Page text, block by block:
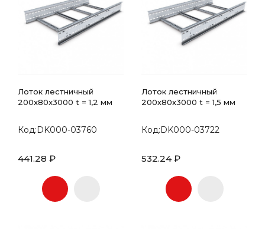
Лоток лестничный
200х80x3000 t = 1,2 мм
Код:DK000-03760
441.28 ₽
Лоток лестничный
200х80x3000 t = 1,5 мм
Код:DK000-03722
532.24 ₽